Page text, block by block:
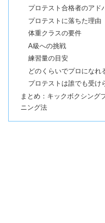
プロテスト合格者のアド
プロテストに落ちた理由
体重クラスの要件
A級への挑戦
練習量の目安
どのくらいでプロになれ
プロテストは誰でも受け
まとめ：キックボクシング
ニング法